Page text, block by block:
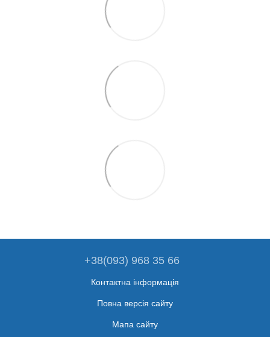
+38(093) 968 35 66
Контактна інформація
Повна версія сайту
Мапа сайту